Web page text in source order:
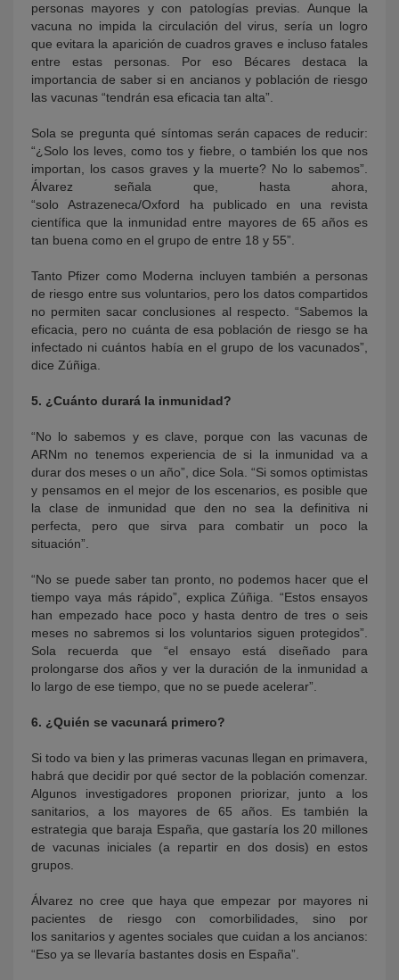
personas mayores y con patologías previas. Aunque la
vacuna no impida la circulación del virus, sería un logro
que evitara la aparición de cuadros graves e incluso fatales
entre estas personas. Por eso Bécares destaca la
importancia de saber si en ancianos y población de riesgo
las vacunas “tendrán esa eficacia tan alta”.
Sola se pregunta qué síntomas serán capaces de reducir:
“¿Solo los leves, como tos y fiebre, o también los que nos
importan, los casos graves y la muerte? No lo sabemos”.
Álvarez señala que, hasta ahora,
“solo Astrazeneca/Oxford ha publicado en una revista
científica que la inmunidad entre mayores de 65 años es
tan buena como en el grupo de entre 18 y 55”.
Tanto Pfizer como Moderna incluyen también a personas
de riesgo entre sus voluntarios, pero los datos compartidos
no permiten sacar conclusiones al respecto. “Sabemos la
eficacia, pero no cuánta de esa población de riesgo se ha
infectado ni cuántos había en el grupo de los vacunados”,
dice Zúñiga.
5. ¿Cuánto durará la inmunidad?
“No lo sabemos y es clave, porque con las vacunas de
ARNm no tenemos experiencia de si la inmunidad va a
durar dos meses o un año”, dice Sola. “Si somos optimistas
y pensamos en el mejor de los escenarios, es posible que
la clase de inmunidad que den no sea la definitiva ni
perfecta, pero que sirva para combatir un poco la
situación”.
“No se puede saber tan pronto, no podemos hacer que el
tiempo vaya más rápido”, explica Zúñiga. “Estos ensayos
han empezado hace poco y hasta dentro de tres o seis
meses no sabremos si los voluntarios siguen protegidos”.
Sola recuerda que “el ensayo está diseñado para
prolongarse dos años y ver la duración de la inmunidad a
lo largo de ese tiempo, que no se puede acelerar”.
6. ¿Quién se vacunará primero?
Si todo va bien y las primeras vacunas llegan en primavera,
habrá que decidir por qué sector de la población comenzar.
Algunos investigadores proponen priorizar, junto a los
sanitarios, a los mayores de 65 años. Es también la
estrategia que baraja España, que gastaría los 20 millones
de vacunas iniciales (a repartir en dos dosis) en estos
grupos.
Álvarez no cree que haya que empezar por mayores ni
pacientes de riesgo con comorbilidades, sino por
los sanitarios y agentes sociales que cuidan a los ancianos:
“Eso ya se llevaría bastantes dosis en España”.